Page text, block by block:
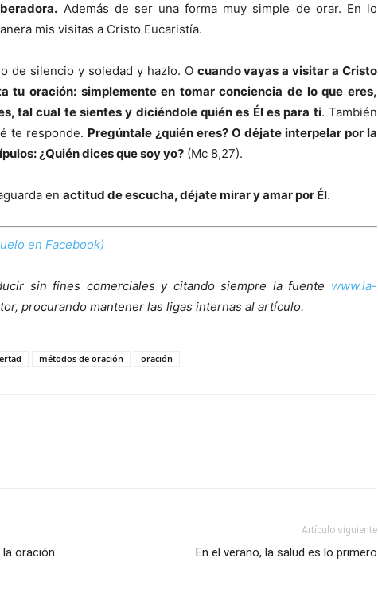
Además de ser una forma muy simple de orar. En lo
mis visitas a Cristo Eucaristía.
de silencio y soledad y hazlo. O cuando vayas a visitar a Cristo
tu oración: simplemente en tomar conciencia de lo que eres,
tal cual te sientes y diciéndole quién es Él es para ti. También
te responde. Pregúntale ¿quién eres? O déjate interpelar por la
¿Quién dices que soy yo? (Mc 8,27).
en actitud de escucha, déjate mirar y amar por Él.
en Facebook)
sin fines comerciales y citando siempre la fuente www.la-
procurando mantener las ligas internas al artículo.
métodos de oración oración
oración
Artículo siguiente
En el verano, la salud es lo primero